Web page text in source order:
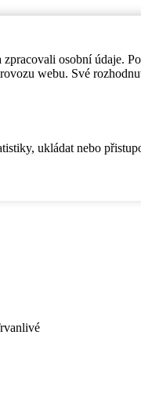
osobní údaje.
webu. Své
ukládat nebo